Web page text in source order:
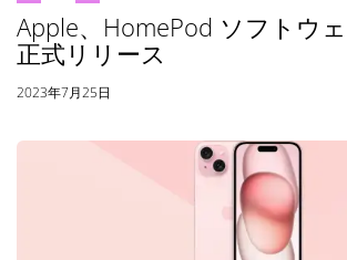
Apple、HomePod ソフトウ
正式リリース
2023年7月25日